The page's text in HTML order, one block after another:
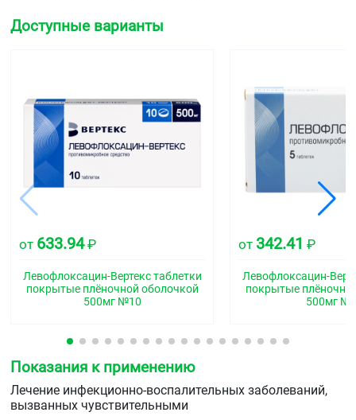
Доступные варианты
от 633.94₽
Левофлоксацин-Вертекс таблетки
покрытые плёночной оболочкой
500мг №10
от 342.41 ₽
Левофлоксацин-
покрытые
500мг
Показания к применению
Лечение инфекционно-воспалительных заболеваний,
вызванных чувствительными